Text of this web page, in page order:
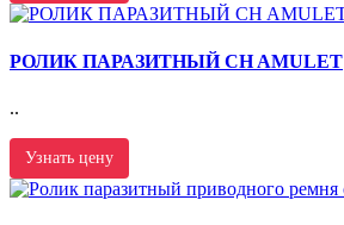
РОЛИК ПАРАЗИТНЫЙ CH AMULET
..
Узнать цену